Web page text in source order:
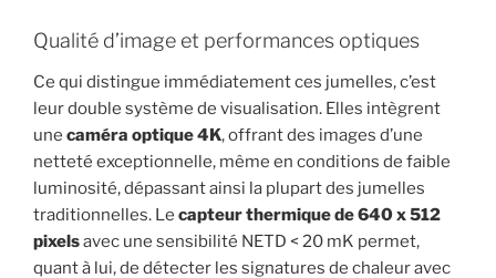
Qualité d’image et performances optiques
Ce qui distingue immédiatement ces jumelles, c’est
leur double système de visualisation. Elles intègrent
une caméra optique 4K, offrant des images d’une
netteté exceptionnelle, même en conditions de faible
luminosité, dépassant ainsi la plupart des jumelles
traditionnelles. Le capteur thermique de 640 x 512
pixelsavec une sensibilité NETD < 20 mK permet,
quant à lui, de détecter les signatures de chaleur avec